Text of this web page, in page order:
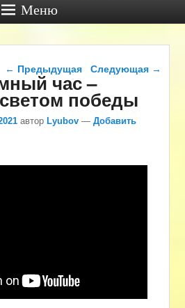
Меню
Навигация по записям
← Предыдущая Следующая →
час –
победы
авторLyubov —Добавить